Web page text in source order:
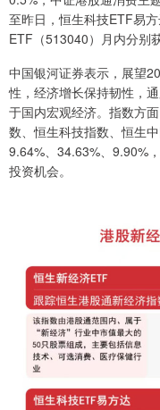
至昨日，恒生科技ETF易
ETF（513040）月内分别
中国银河证券表示，展望
性，经济增长保持韧性，
于国内宏观经济。指数方
数、恒生科技指数、恒生
9.64%、34.63%、9.90%
投资机会。